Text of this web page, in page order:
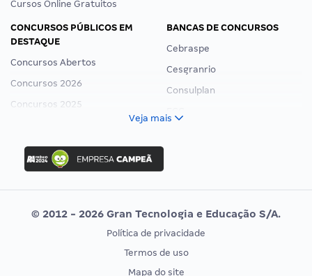
Cursos Online Gratuitos
CONCURSOS PÚBLICOS EM
DESTAQUE
Concursos Abertos
Concursos 2026
Concursos 2025
Concurso Ibama
Concurso MPU
Editais publicados
BANCAS DE CONCURSOS
Cebraspe
Cesgranrio
Consulplan
Vunesp
CONCURSOS POR PROFISSÃO
EXAME DE ORDEM
Veja mais
© 2012 - 2026 Gran Tecnologia e Educação S/A.
Política de privacidade
Termos de uso
Mapa do site